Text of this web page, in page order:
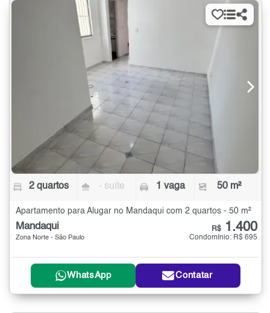
2 quartos - suíte 1 vaga 50 m²
Apartamento para Alugar no Mandaqui com 2 quartos - 50 m²
Mandaqui
Zona Norte - São Paulo
R$ 1.400
Condomínio: R$ 695
WhatsApp Contatar